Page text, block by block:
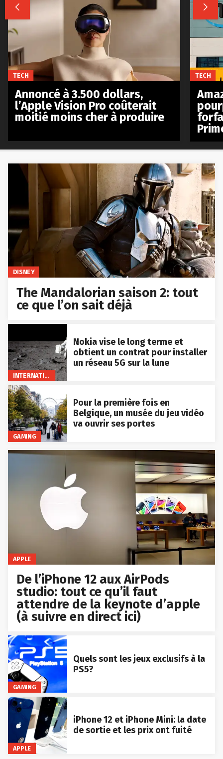
DISNEY
The Mandalorian saison 2: tout
ce que l’on sait déjà
INTERNATIONAL
Nokia vise le long terme et
obtient un contrat pour installer
un réseau 5G sur la lune
GAMING
Pour la première fois en
Belgique, un musée du jeu vidéo
va ouvrir ses portes
APPLE
De l’iPhone 12 aux AirPods
studio: tout ce qu’il faut
attendre de la keynote d’apple
(à suivre en direct ici)
GAMING
Quels sont les jeux exclusifs à la
PS5?
APPLE
iPhone 12 et iPhone Mini: la date
de sortie et les prix ont fuité
 
TECH
Annoncé à 3.500 dollars,
l’Apple Vision Pro coûterait
moitié moins cher à produire
TECH